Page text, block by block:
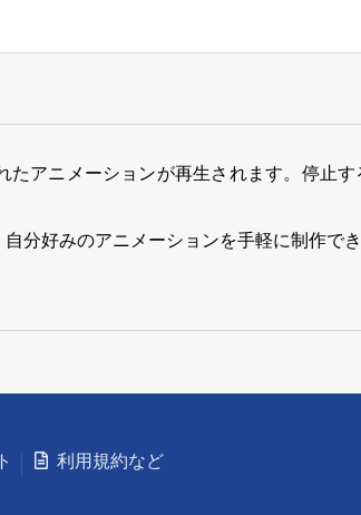
アニメーションが再生されます。停止
分好みのアニメーションを手軽に制作でき
利用規約など